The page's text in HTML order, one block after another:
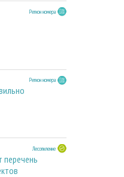
Регион номера
Регион номера
Лесопиление
перечень